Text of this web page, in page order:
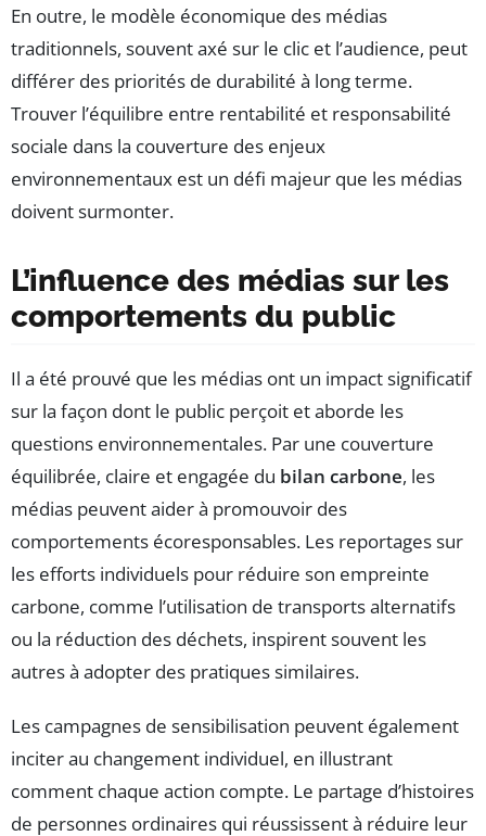
En outre, le modèle économique des médias
traditionnels, souvent axé sur le clic et l’audience, peut
différer des priorités de durabilité à long terme.
Trouver l’équilibre entre rentabilité et responsabilité
sociale dans la couverture des enjeux
environnementaux est un défi majeur que les médias
doivent surmonter.
L’influence des médias sur les
comportements du public
Il a été prouvé que les médias ont un impact significatif
sur la façon dont le public perçoit et aborde les
questions environnementales. Par une couverture
équilibrée, claire et engagée du bilan carbone, les
médias peuvent aider à promouvoir des
comportements écoresponsables. Les reportages sur
les efforts individuels pour réduire son empreinte
carbone, comme l’utilisation de transports alternatifs
ou la réduction des déchets, inspirent souvent les
autres à adopter des pratiques similaires.
Les campagnes de sensibilisation peuvent également
inciter au changement individuel, en illustrant
comment chaque action compte. Le partage d’histoires
de personnes ordinaires qui réussissent à réduire leur